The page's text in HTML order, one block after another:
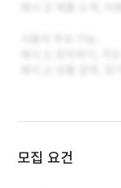
모집 요건